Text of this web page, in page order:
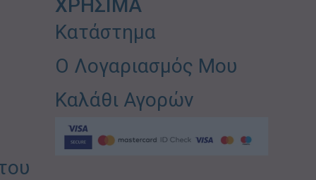
ΧΡΗΣΙΜΑ
Κατάστημα
Ο Λογαριασμός Μου
Καλάθι Αγορών